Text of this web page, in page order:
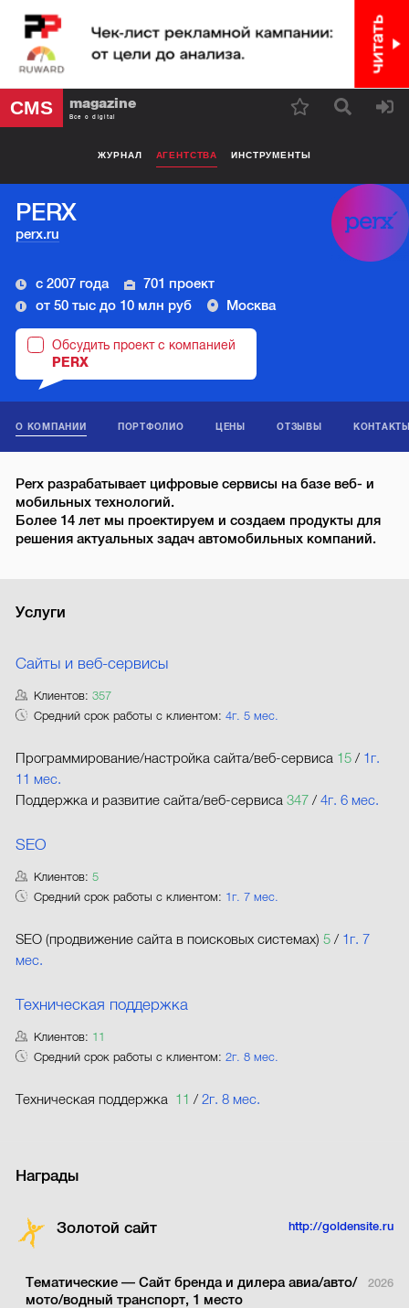
CMS magazine
Все о digital
ЖУРНАЛ АГЕНТСТВА ИНСТРУМЕНТЫ
PERX
perx.ru
с 2007 года
701 проект
от 50 тыс до 10 млн руб
Москва
Обсудить проект с компанией
PERX
О КОМПАНИИ ПОРТФОЛИО ЦЕНЫ ОТЗЫВЫ
Perx разрабатывает цифровые сервисы на базе веб- и
мобильных технологий.
Более 14 лет мы проектируем и создаем продукты для
решения актуальных задач автомобильных компаний.
Услуги
Сайты и веб-сервисы
Клиентов:357
Средний срок работы с клиентом:4г. 5 мес.
Программирование/настройка сайта/веб-сервиса 15 / 1г.
11 мес.
Поддержка и развитие сайта/веб-сервиса 347 /4г. 6 мес.
SEO
Клиентов:5
Средний срок работы с клиентом: 1г. 7 мес.
SEO (продвижение сайта в поисковых системах) 5 / 1г. 7
мес.
Техническая поддержка
Клиентов: 11
Средний срок работы с клиентом:2г. 8 мес.
Техническая поддержка 11 /2г. 8 мес.
Награды
Золотой сайт http://goldensite.ru
Тематические — Сайт бренда и дилера авиа/авто/
мото/водный транспорт, 1 место
2026